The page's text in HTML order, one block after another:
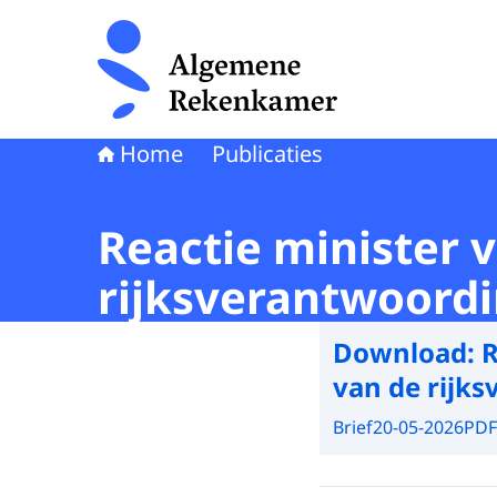
Naar de homepage van Algemene Rekenkamer
Home Publicaties
Reactie minister
Download:
van de
Brief20-05-2026